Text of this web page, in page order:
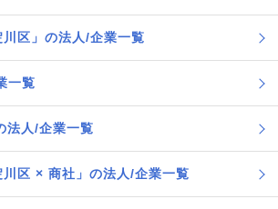
川区」の法人/企業一覧
一覧
法人/企業一覧
川区 × 商社」の法人/企業一覧